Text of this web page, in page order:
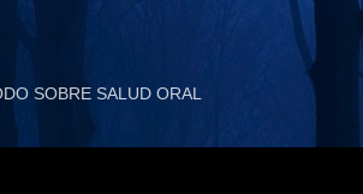
SOBRE SALUD ORAL